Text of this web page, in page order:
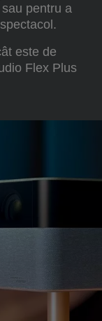
pentru a
este de
Flex Plus